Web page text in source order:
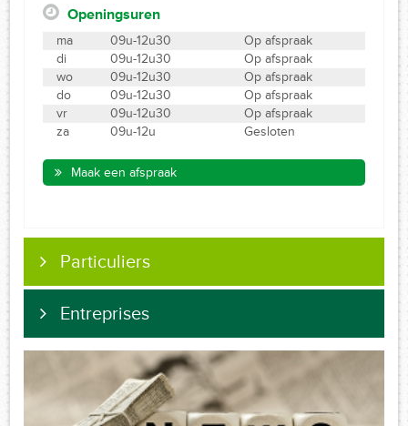
Openingsuren
ma 09u-12u30
Op afspraak
di
09u-12u30
Op afspraak
wo
09u-12u30
Op afspraak
do
09u-12u30
Op afspraak
vr
09u-12u30
Op afspraak
za
09u-12u Gesloten
Maak een afspraak
Particuliers
Entreprises